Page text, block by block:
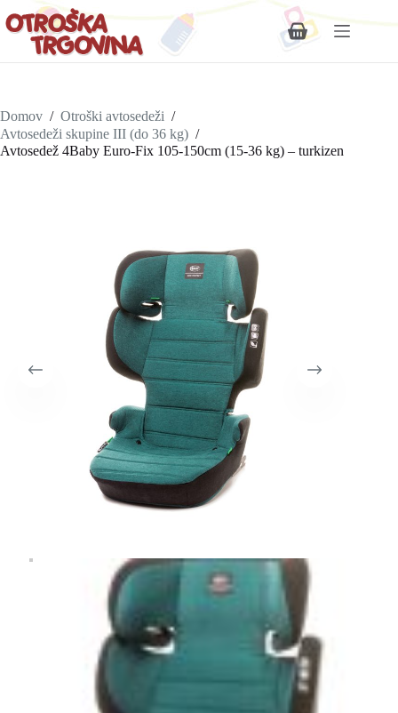
Shopping
Domov / Otroški avtosedeži /
Avtosedeži skupine III (do 36 kg) /
Avtosedež 4Baby Euro-Fix 105-150cm (15-36 kg) – turkizen